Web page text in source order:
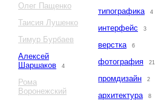
Олег Пащенко
Таисия Лушенко
Тимур Бурбаев
Алексей
Шаршаков
4
Рома
Воронежский
типографика 4
интерфейс 3
верстка 6
фотография 21
промдизайн 2
архитектура 8